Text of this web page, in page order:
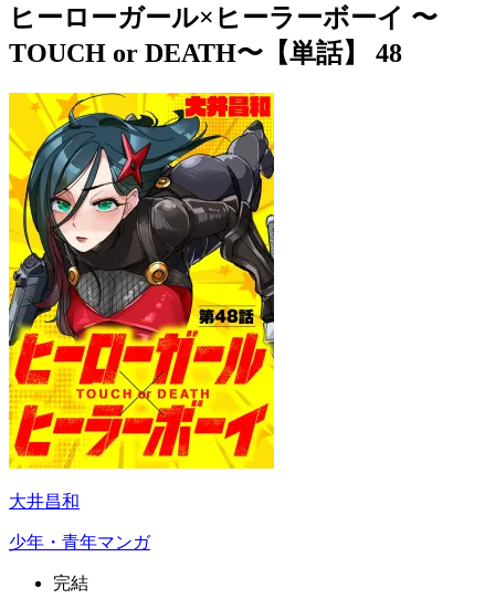
ヒーローガール×ヒーラーボーイ 〜
TOUCH or DEATH〜【単話】 48
大井昌和
少年・青年マンガ
完結